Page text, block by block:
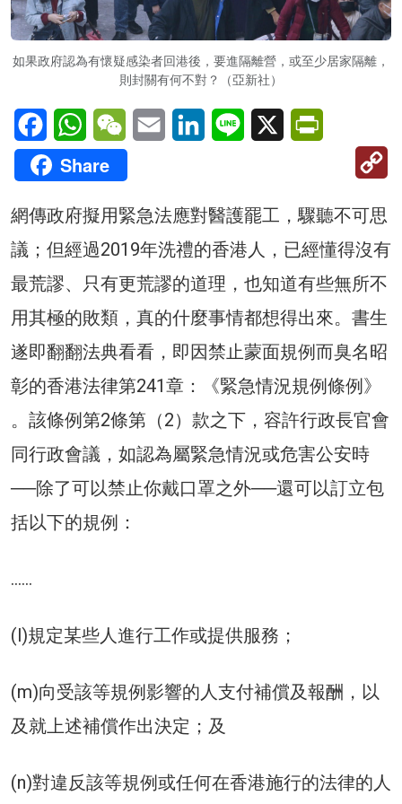
如果政府認為有懷疑感染者回港後，要進隔離營，或至少居家隔離，
則封關有何不對？（亞新社）
FacebookWhatsAppWeChatEmail LinkedInLine X
Share
網傳政府擬用緊急法應對醫護罷工，驟聽不可思
議；但經過2019年洗禮的香港人，已經懂得沒有
最荒謬、只有更荒謬的道理，也知道有些無所不
用其極的敗類，真的什麼事情都想得出來。書生
遂即翻翻法典看看，即因禁止蒙面規例而臭名昭
彰的香港法律第241章：《緊急情況規例條例》
。該條例第2條第（2）款之下，容許行政長官會
同行政會議，如認為屬緊急情況或危害公安時
──除了可以禁止你戴口罩之外──還可以訂立包
括以下的規例：
……
(l)規定某些人進行工作或提供服務；
(m)向受該等規例影響的人支付補償及報酬，以
及就上述補償作出決定；及
(n)對違反該等規例或任何在香港施行的法律的人